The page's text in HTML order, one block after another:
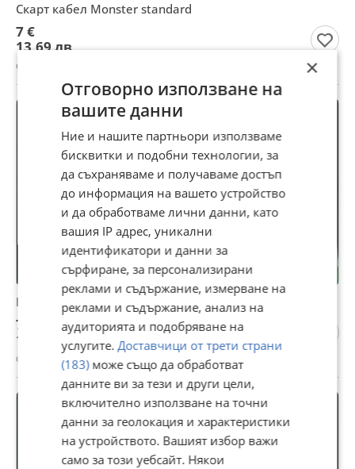
Скарт кабел Monster standard
7 €
13,69 лв
с. Ахрянско, Кърджали, 29 юли
География на България
7 €
13,69 лв
с. Ахрянско, Кърджали, 29 юли
×
Отговорно използване на
вашите данни
Ние и нашите партньори използваме
бисквитки и подобни технологии, за
да съхраняваме и получаваме достъп
до информация на вашето устройство
и да обработваме лични данни, като
вашия IP адрес, уникални
идентификатори и данни за
сърфиране, за персонализирани
реклами и съдържание, измерване на
реклами и съдържание, анализ на
аудиторията и подобряване на
услугите. Доставчици от трети страни
(183)може също да обработват
данните ви за тези и други цели,
включително използване на точни
данни за геолокация и характеристики
на устройството. Вашият избор важи
само за този уебсайт. Някои